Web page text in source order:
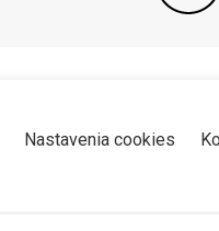
Nastavenia cookies